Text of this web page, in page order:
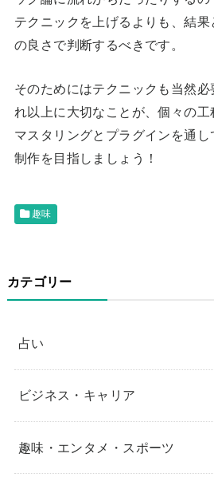
テクニックを上げるよりも、結
の良さで判断するべきです。
そのためにはテクニックも当然
れ以上に大切なことが、個々の工
マスタリングとプラグインを通
制作を目指しましょう！
趣味
カテゴリー
占い
ビジネス・キャリア
趣味・エンタメ・スポーツ